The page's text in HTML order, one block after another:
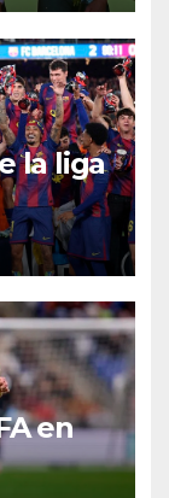
la liga
en